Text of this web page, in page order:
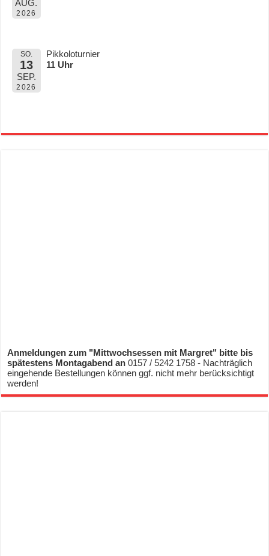
AUG.
2026
SO.
13
SEP.
2026
Pikkoloturnier
11 Uhr
Anmeldungen zum "Mittwochsessen mit Margret" bitte bis
spätestens Montagabend an0157 / 5242 1758 - Nachträglich
eingehende Bestellungen können ggf. nicht mehr berücksichtigt
werden!